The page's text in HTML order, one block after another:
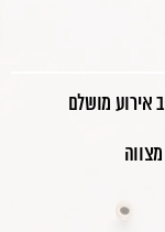
אירוע מושלם